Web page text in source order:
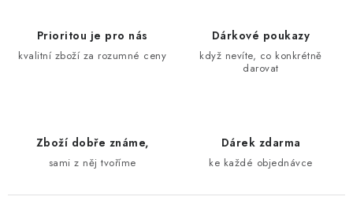
Prioritou je pro nás
kvalitní zboží za rozumné ceny
Dárkové poukazy
když nevíte, co konkrétně
darovat
Zboží dobře známe,
sami z něj tvoříme
Dárek zdarma
ke každé objednávce